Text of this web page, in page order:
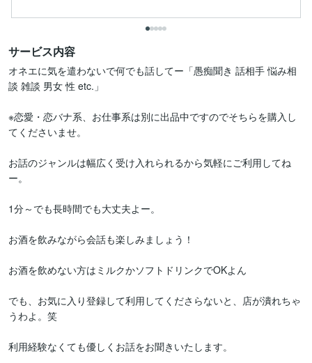
サービス内容
オネエに気を遣わないで何でも話してー「愚痴聞き 話相手 悩み相
談 雑談 男女 性 etc.」
※恋愛・恋バナ系、お仕事系は別に出品中ですのでそちらを購入し
てくださいませ。
お話のジャンルは幅広く受け入れられるから気軽にご利用してね
ー。
1分～でも長時間でも大丈夫よー。
お酒を飲みながら会話も楽しみましょう！
お酒を飲めない方はミルクかソフトドリンクでOKよん
でも、お気に入り登録して利用してくださらないと、店が潰れちゃ
うわよ。笑
利用経験なくても優しくお話をお聞きいたします。